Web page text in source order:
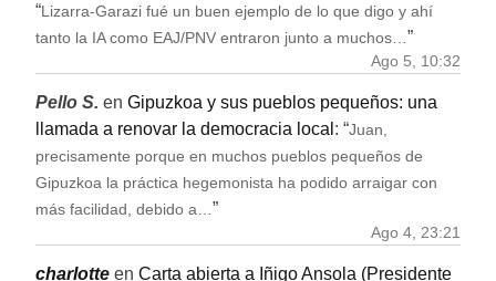
“Lizarra-Garazi fué un buen ejemplo de lo que digo y ahí
tanto la IA como EAJ/PNV entraron junto a muchos…”
Ago 5, 10:32
Pello S. en Gipuzkoa y sus pueblos pequeños: una
llamada a renovar la democracia local : “Juan,
precisamente porque en muchos pueblos pequeños de
Gipuzkoa la práctica hegemonista ha podido arraigar con
más facilidad, debido a… ”
Ago 4, 23:21
charlotte en Carta abierta a Iñigo Ansola (Presidente